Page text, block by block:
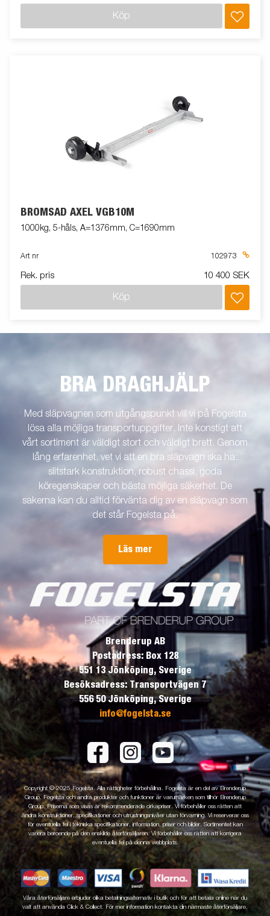
Köp
BROMSAD AXEL VGB10M
1000kg, 5-håls, A=1376mm, C=1690mm
Art nr 102973
Rek. pris 10 400 SEK
Köp
BRA DRAGHJÄLP
Med släpvagnen som utgångspunkt vill vi på Fogelsta
lösa alla möjliga transportuppgifter. Inte konstigt att
vårt sortiment är väldigt stort och väldigt brett. Genom
lång erfarenhet, vet vi att en bra släpvagn ska ha:
slitstark konstruktion, robust chassi, goda
köregenskaper och bästa möjliga säkerhet. De
sakerna kan du alltid förvänta dig av en släpvagn som
det står Fogelsta på.
Läs mer
Brenderup AB
Postadress: Box 128
551 13 Jönköping, Sverige
Besöksadress: Transportvägen 7
556 50 Jönköping, Sverige
info@fogelsta.se
Copyright © 2025 Fogelsta. Alla rättigheter förbehållna. Fogelsta är en del av Brenderup
Group. Fogelsta och andra produkter och funktioner är varumärken som tillhör Brenderup
Group. Priserna som visas är rekommenderade cirkapriser. Vi förbehåller oss rätten att
ändra konstruktioner, specifikationer och utrustningsnivåer utan förvarning. Vi reserverar oss
för eventuella fel i tekniska specifikationer, information, priser och bilder. Sortimentet kan
variera beroende på den enskilde återförsäljaren. Vi förbehåller oss rätten att korrigera
eventuella fel på denna webbplats.
Våra återförsäljare erbjuder olika betalningsalternativ i butik och för att betala online när du
valt att använda Click & Collect. För mer information kontakta din närmaste återförsäljare.